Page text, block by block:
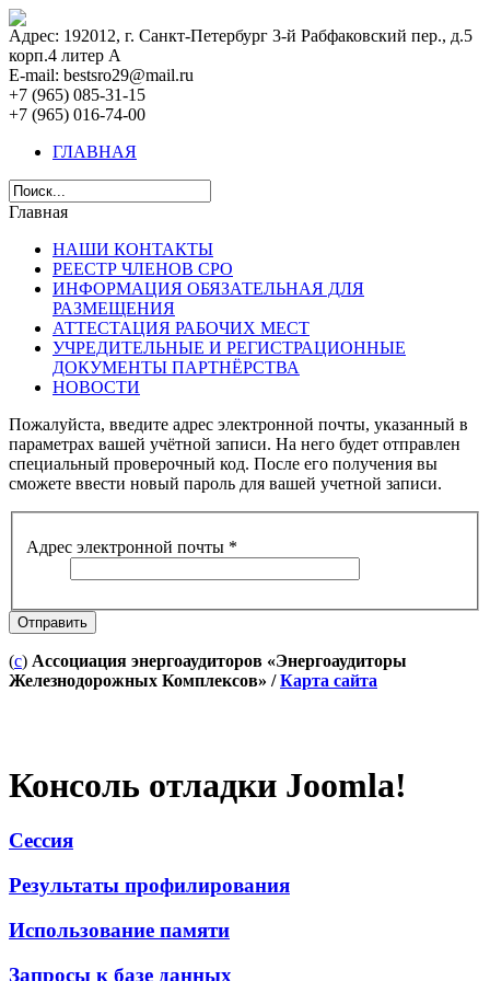
Адрес: 192012, г. Санкт-Петербург 3-й Рабфаковский пер., д.5
корп.4 литер А
E-mail: bestsro29@mail.ru
+7 (965) 085-31-15
+7 (965) 016-74-00
ГЛАВНАЯ
Главная
НАШИ КОНТАКТЫ
РЕЕСТР ЧЛЕНОВ СРО
ИНФОРМАЦИЯ ОБЯЗАТЕЛЬНАЯ ДЛЯ
РАЗМЕЩЕНИЯ
АТТЕСТАЦИЯ РАБОЧИХ МЕСТ
УЧРЕДИТЕЛЬНЫЕ И РЕГИСТРАЦИОННЫЕ
ДОКУМЕНТЫ ПАРТНЁРСТВА
НОВОСТИ
Пожалуйста, введите адрес электронной почты, указанный в
параметрах вашей учётной записи. На него будет отправлен
специальный проверочный код. После его получения вы
сможете ввести новый пароль для вашей учетной записи.
Адрес электронной почты *
Отправить
(c) Ассоциация энергоаудиторов «Энергоаудиторы
Железнодорожных Комплексов» /Карта сайта
Консоль отладки Joomla!
Сессия
Результаты профилирования
Использование памяти
Запросы к базе данных